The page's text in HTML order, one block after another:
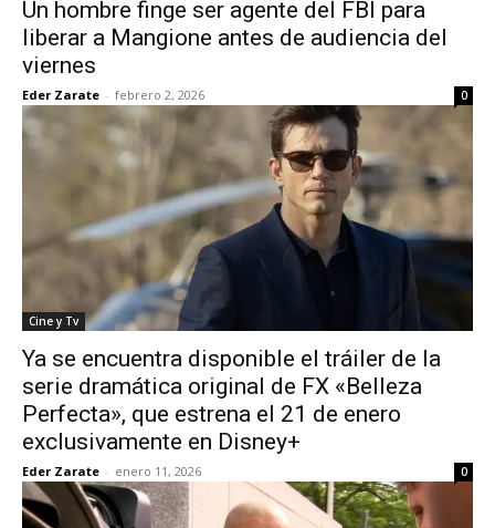
Un hombre finge ser agente del FBI para
liberar a Mangione antes de audiencia del
viernes
Eder Zarate - febrero 2, 2026 0
Cine y Tv
Ya se encuentra disponible el tráiler de la
serie dramática original de FX «Belleza
Perfecta», que estrena el 21 de enero
exclusivamente en Disney+
Eder Zarate - enero 11, 2026 0